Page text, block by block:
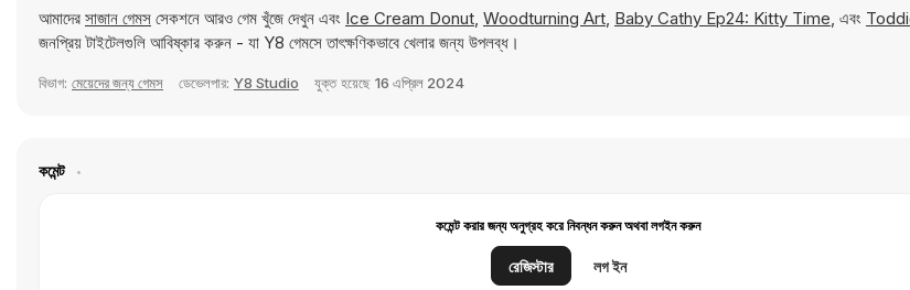
আমাদের সাজান গেমস সেকশনে আরও গেম খুঁজে দেখুন এবং Ice Cream Donut, Woodturning Art, Baby Cathy Ep24: Kitty Time, এবং
জনপ্রিয় টাইটেলগুলি আবিষ্কার করুন - যা Y8 গেমসে তাৎক্ষণিকভাবে খেলার জন্য উপলব্ধ।
বিভাগ: মেয়েদের জন্য গেমস ডেভেলপার: Y8 Studio যুক্ত হয়েছে 16 এপ্রিল 2024
কমেন্ট
কমেন্ট করার জন্য অনুগ্রহ করে নিবন্ধন করুন অথবা লগইন করুন
রেজিস্টার লগ ইন